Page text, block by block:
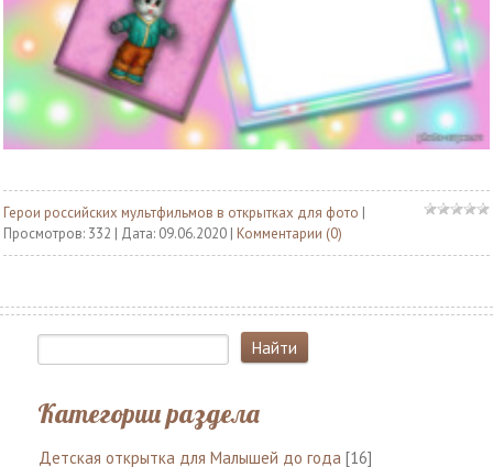
Герои российских мультфильмов в открытках для фото |
Просмотров: 332 | Дата: 09.06.2020 | Комментарии (0)
Категории раздела
Детская открытка для Малышей до года [16]